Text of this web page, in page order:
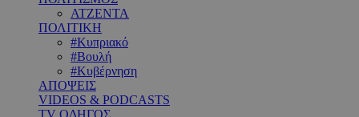
ΑΤΖΕΝΤΑ
ΠΟΛΙΤΙΚΗ
#Κυπριακό
#Βουλή
#Κυβέρνηση
ΑΠΟΨΕΙΣ
VIDEOS & PODCASTS